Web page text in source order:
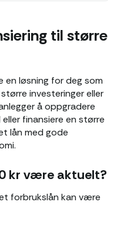
til større
løsning for deg som
investeringer eller
å oppgradere
finansiere en større
lån med gode
kr være aktuelt?
forbrukslån kan være